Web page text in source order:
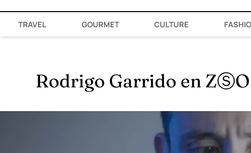
TRAVEL GOURMET CULTURE
Rodrigo Garrido en